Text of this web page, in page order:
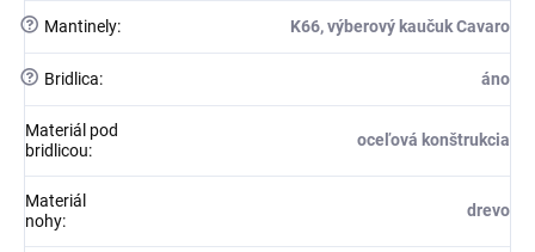
? Mantinely: K66, výberový kaučuk Cavaro
? Bridlica: áno
Materiál pod
bridlicou:
oceľová konštrukcia
Materiál
nohy:
drevo